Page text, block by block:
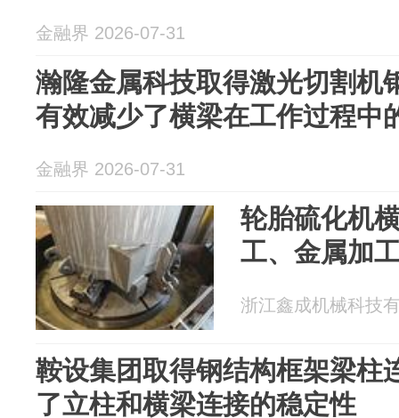
金融界 2026-07-31
瀚隆金属科技取得激光切割机
有效减少了横梁在工作过程中
金融界 2026-07-31
轮胎硫化机
工、金属加
浙江鑫成机械科技
鞍设集团取得钢结构框架梁柱
了立柱和横梁连接的稳定性